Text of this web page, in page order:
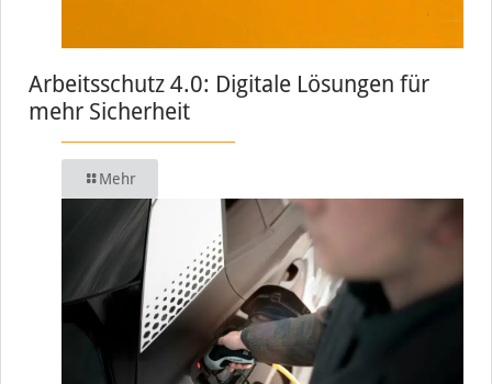
Arbeitsschutz 4.0: Digitale Lösungen für
mehr Sicherheit
Mehr